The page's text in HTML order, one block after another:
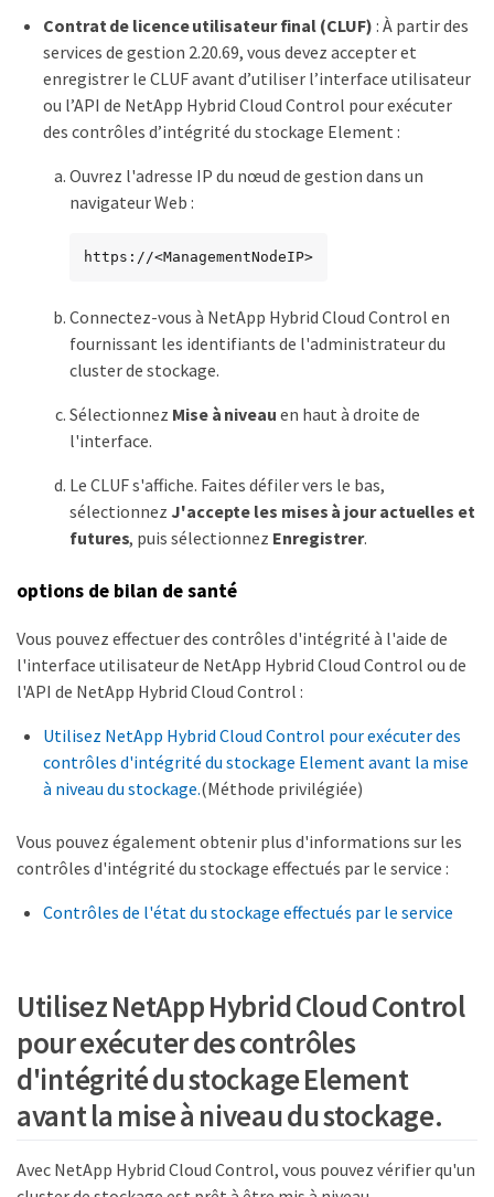
Contrat de licence utilisateur final (CLUF) : À partir des
services de gestion 2.20.69, vous devez accepter et
enregistrer le CLUF avant d’utiliser l’interface utilisateur
ou l’API de NetApp Hybrid Cloud Control pour exécuter
des contrôles d’intégrité du stockage Element :
Ouvrez l'adresse IP du nœud de gestion dans un
navigateur Web :
https://<ManagementNodeIP>
Connectez-vous à NetApp Hybrid Cloud Control en
fournissant les identifiants de l'administrateur du
cluster de stockage.
Sélectionnez Mise à niveau en haut à droite de
l'interface.
Le CLUF s'affiche. Faites défiler vers le bas,
sélectionnez J'accepte les mises à jour actuelles et
futures, puis sélectionnez Enregistrer.
options de bilan de santé
Vous pouvez effectuer des contrôles d'intégrité à l'aide de
l'interface utilisateur de NetApp Hybrid Cloud Control ou de
l'API de NetApp Hybrid Cloud Control :
Utilisez NetApp Hybrid Cloud Control pour exécuter des
contrôles d'intégrité du stockage Element avant la mise
à niveau du stockage.(Méthode privilégiée)
Vous pouvez également obtenir plus d'informations sur les
contrôles d'intégrité du stockage effectués par le service :
Contrôles de l'état du stockage effectués par le service
Utilisez NetApp Hybrid Cloud Control
pour exécuter des contrôles
d'intégrité du stockage Element
avant la mise à niveau du stockage.
Avec NetApp Hybrid Cloud Control, vous pouvez vérifier qu'un